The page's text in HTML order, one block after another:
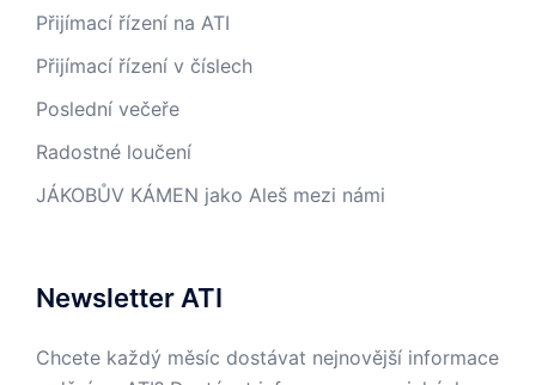
Přijímací řízení na ATI
Přijímací řízení v číslech
Poslední večeře
Radostné loučení
JÁKOBŮV KÁMEN jako Aleš mezi námi
Newsletter ATI
Chcete každý měsíc dostávat nejnovější informace